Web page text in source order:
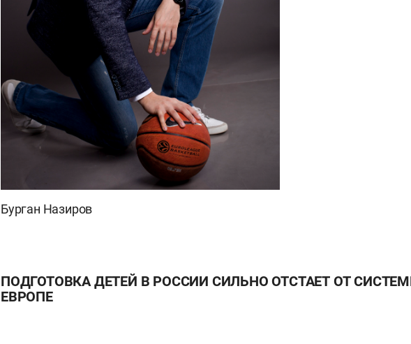
Бурган Назиров
ПОДГОТОВКА ДЕТЕЙ В РОССИИ СИЛЬНО ОТСТАЕТ ОТ
ЕВРОПЕ